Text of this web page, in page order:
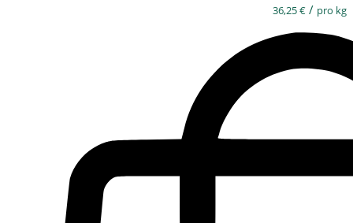
36,25€ / pro kg